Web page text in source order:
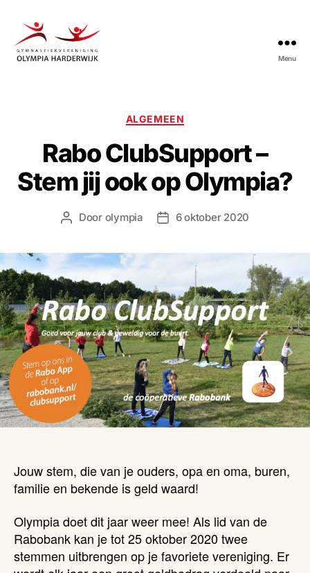
Menu
Categorieën
ALGEMEEN
Rabo ClubSupport –
Stem jij ook op Olympia?
Berichtauteur
Door olympia Berichtdatum
6 oktober 2020
Jouw stem, die van je ouders, opa en oma, buren,
familie en bekende is geld waard!
Olympia doet dit jaar weer mee! Als lid van de
Rabobank kan je tot 25 oktober 2020 twee
stemmen uitbrengen op je favoriete vereniging. Er